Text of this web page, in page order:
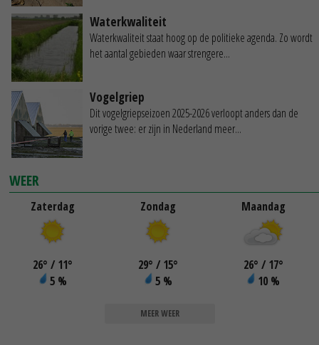
Waterkwaliteit
Waterkwaliteit staat hoog op de politieke agenda. Zo wordt
het aantal gebieden waar strengere...
Vogelgriep
Dit vogelgriepseizoen 2025-2026 verloopt anders dan de
vorige twee: er zijn in Nederland meer...
WEER
Zaterdag
26° / 11°
5 %
Zondag
29° / 15°
5 %
Maandag
26° / 17°
10 %
MEER WEER